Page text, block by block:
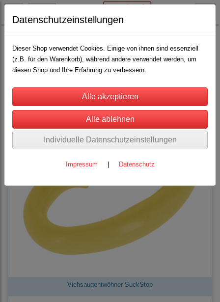
Rinderhaltung Saugentwöhner / Magnete(13)
Sortierung wählen
Viehsaugentwöhner SuckStop
Datenschutzeinstellungen
Dieser Shop verwendet Cookies. Einige von ihnen sind essenziell
(z.B. für den Warenkorb), während andere verwendet werden, um
diesen Shop und Ihre Erfahrung zu verbessern.
Individuelle Datenschutzeinstellungen
Impressum Datenschutz